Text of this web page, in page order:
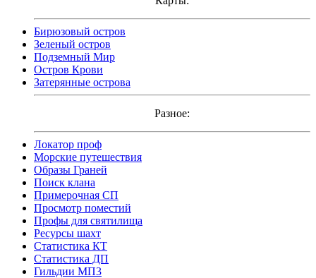
Бирюзовый остров
Зеленый остров
Подземный Мир
Остров Крови
Затерянные острова
Разное:
Локатор проф
Морские путешествия
Образы Граней
Поиск клана
Примерочная СП
Просмотр поместий
Профы для святилища
Ресурсы шахт
Статистика КТ
Статистика ДП
Гильдии МП3